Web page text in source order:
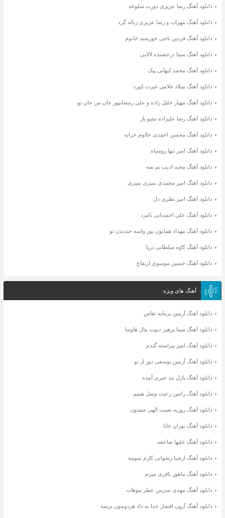
دانلود آهنگ رضا عزیزی دورت شلوغه
دانلود آهنگ مهراب و رضا عزیزی زباله گرد
دانلود آهنگ فردین ناجی خورشید خانوم
دانلود آهنگ سینا درخشنده لالایی
دانلود آهنگ محمد کیهانی پیک
دانلود آهنگ میلاد غلامی غیرت کورد
دانلود آهنگ مهیار خلیل زاده و علی رمضانپور جان من جان تو
دانلود آهنگ رضا علیزاده نشو یار
دانلود آهنگ محسن احمدی حالوم خرابه
دانلود آهنگ امیر تنها روسیاه
دانلود آهنگ مجید ادیب نم نمه
دانلود آهنگ امیر محمدی نمیری نمیری
دانلود آهنگ امیر نظری دل
دانلود آهنگ علی احمدیانی نامرد
دانلود آهنگ مهداد همایون پور واسه خندیدن تو
دانلود آهنگ کاوه سلطانی دریا
دانلود آهنگ حسین موسوی ارتفاع
آهنگ های ویژه
دانلود آهنگ آرمین برمایه تقاص
دانلود آهنگ سینا پرهیز دیوت مال هاوسا
دانلود آهنگ امیر پیراسته گندم
دانلود آهنگ آرمین یوسفی دور از تو
دانلود آهنگ پازل بند خبری آمده
دانلود آهنگ رامین رعیت وصل همیم
دانلود آهنگ روزبه نعمت الهی چمدون
دانلود آهنگ نوران جانا
دانلود آهنگ علیها صاعقه
دانلود آهنگ ارشیا رضوانی کارم تمومه
دانلود آهنگ ماهور باقری میرم
دانلود آهنگ مهدی مدرس عطر موهات
دانلود آهنگ آرون افشار خدا به داد هردومون برسه